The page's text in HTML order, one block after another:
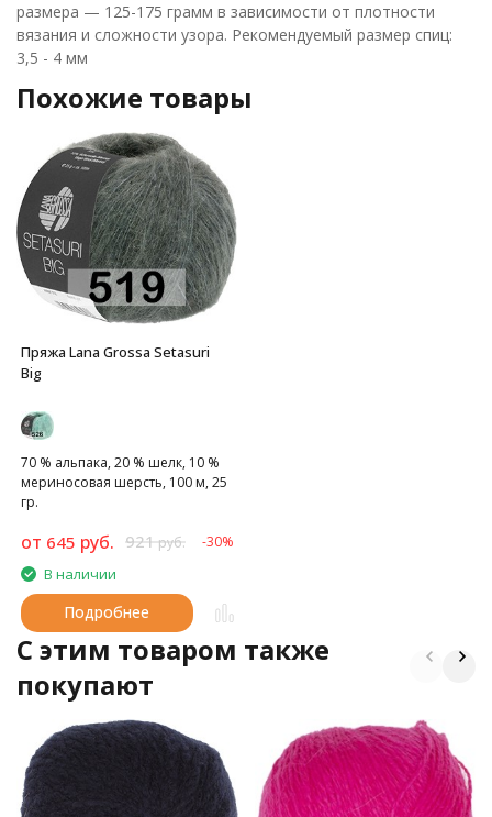
размера — 125-175 грамм в зависимости от плотности
вязания и сложности узора. Рекомендуемый размер спиц:
3,5 - 4 мм
Похожие товары
Пряжа Lana Grossa Setasuri
Big
70 % альпака, 20 % шелк, 10 %
мериносовая шерсть, 100 м, 25
гр.
от 645 руб. 921руб. -30%
В наличии
Подробнее
C этим товаром также
покупают